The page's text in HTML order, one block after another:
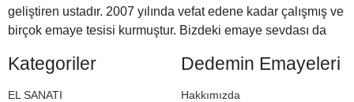
geliştiren ustadır. 2007 yılında vefat edene kadar çalışmış ve
birçok emaye tesisi kurmuştur. Bizdeki emaye sevdası da
Emayeleri
Kategoriler
EL SANATI
Dedemin Emayeleri
Hakkımızda